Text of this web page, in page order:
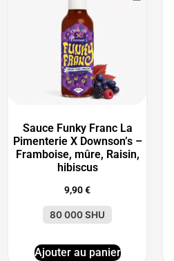
Sauce Funky Franc La
Pimenterie X Downson’s –
Framboise, mûre, Raisin,
hibiscus
9,90€
80 000 SHU
Ajouter au panier